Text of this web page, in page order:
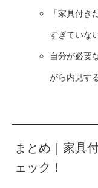
「家具付
すぎていな
自分が必要
がら内見す
まとめ｜家具
ェック！